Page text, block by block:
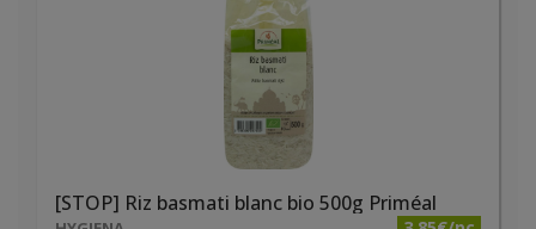
[STOP] Riz basmati blanc bio 500g Priméal